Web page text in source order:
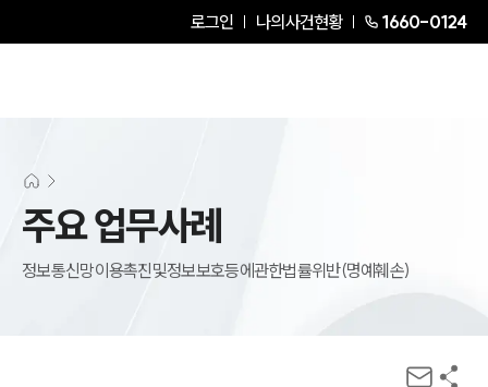
로그인 나의사건현황 1660-0124
주요 업무사례
정보통신망이용촉진및정보보호등에관한법률위반(명예훼손)